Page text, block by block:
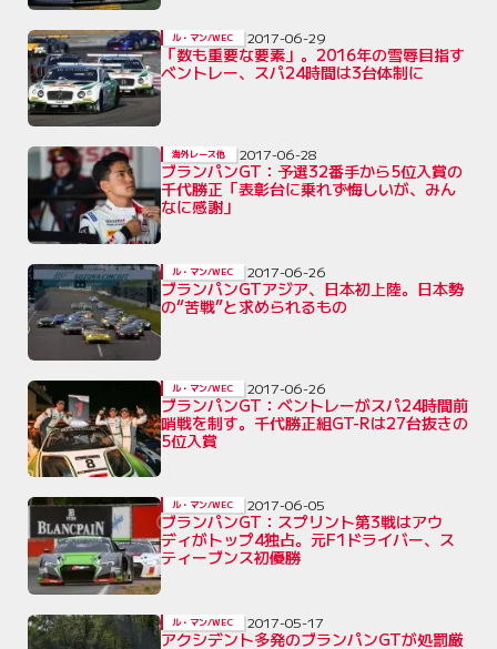
「数も重要な要素」。2016年の雪辱目指す
ベントレー、スパ24時間は3台体制に
ル・マン/WEC 2017-06-29
ブランパンGT：予選32番手から5位入賞の
千代勝正「表彰台に乗れず悔しいが、みん
なに感謝」
海外レース他 2017-06-28
ブランパンGTアジア、日本初上陸。日本勢
の“苦戦”と求められるもの
ル・マン/WEC 2017-06-26
ブランパンGT：ベントレーがスパ24時間前
哨戦を制す。千代勝正組GT-Rは27台抜きの
5位入賞
ル・マン/WEC 2017-06-26
ブランパンGT：スプリント第3戦はアウ
ディがトップ4独占。元F1ドライバー、ス
ティーブンス初優勝
ル・マン/WEC 2017-06-05
アクシデント多発のブランパンGTが処罰厳
ル・マン/WEC 2017-05-17